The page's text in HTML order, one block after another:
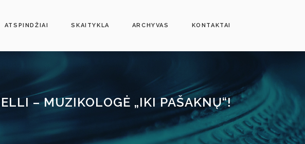
ATSPINDŽIAI SKAITYKLA ARCHYVAS KONTAKTAI
– MUZIKOLOGĖ „IKI PAŠAKNŲ“!